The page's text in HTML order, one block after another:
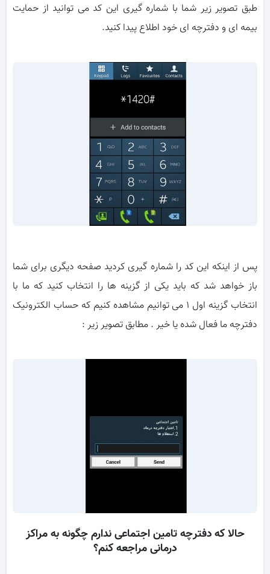
طبق تصویر زیر شما با شماره گیری این کد می توانید از حمایت
بیمه ای و دفترچه ای خود اطلاع پیدا کنید.
پس از اینکه این کد را شماره گیری کردید صفحه دیگری برای شما
باز خواهد شد که باید یکی از گزینه ها را انتخاب کنید که ما با
انتخاب گزینه اول ۱ می توانیم مشاهده کنیم که حساب الکترونیک
دفترچه ما فعال شده یا خیر . مطابق تصویر زیر :
حالا که دفترچه تامین اجتماعی ندارم چگونه به مراکز
درمانی مراجعه کنم؟